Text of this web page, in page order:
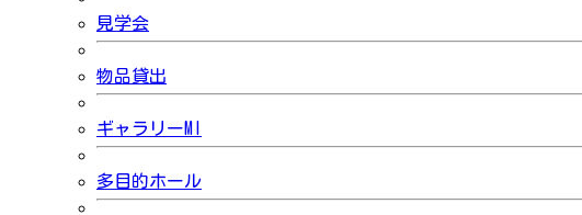
見学会
物品貸出
ギャラリーMI
多目的ホール